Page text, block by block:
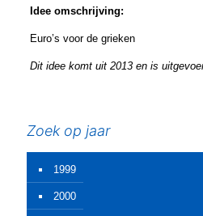
Idee omschrijving:
Euro’s voor de grieken
Dit idee komt uit 2013 en is
Zoek op jaar
1999
2000